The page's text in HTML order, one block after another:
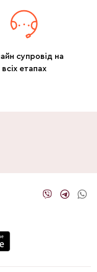
супровід на
всіх етапах